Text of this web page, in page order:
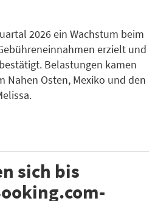
2026 ein Wachstum beim
erzielt und
Belastungen kamen
Nahen Osten, Mexiko und den
sich bis